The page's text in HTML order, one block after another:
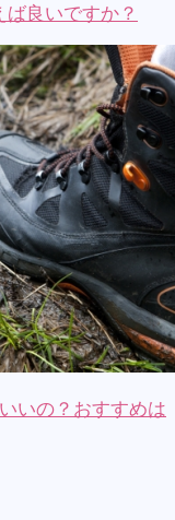
ば良いですか？
いの？おすすめは